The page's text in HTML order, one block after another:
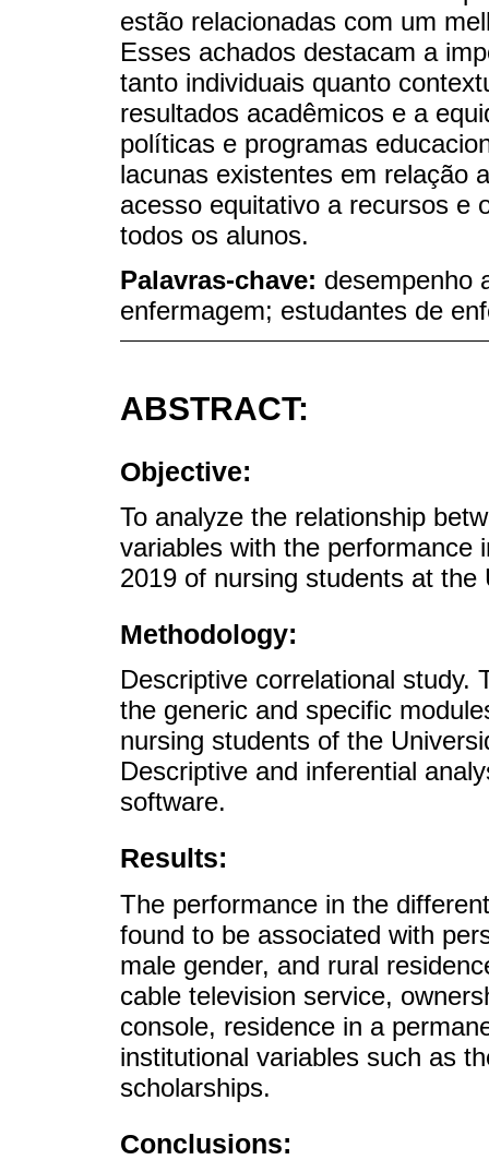
estão relacionadas com um
Esses achados destacam a
tanto individuais quanto
resultados acadêmicos e a
políticas e programas
lacunas existentes em relação
acesso equitativo a recursos e
todos os alunos.
Palavras-chave: desempenho
enfermagem; estudantes de
ABSTRACT:
Objective:
To analyze the relationship
variables with the performance
2019 of nursing students at
Methodology:
Descriptive correlational study.
the generic and specific
nursing students of the
Descriptive and inferential
software.
Results:
The performance in the
found to be associated with
male gender, and rural
cable television service,
console, residence in a
institutional variables such as
scholarships.
Conclusions: